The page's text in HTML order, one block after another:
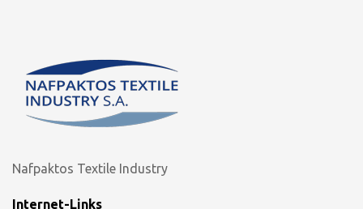
Nafpaktos Textile Industry
Internet-Links